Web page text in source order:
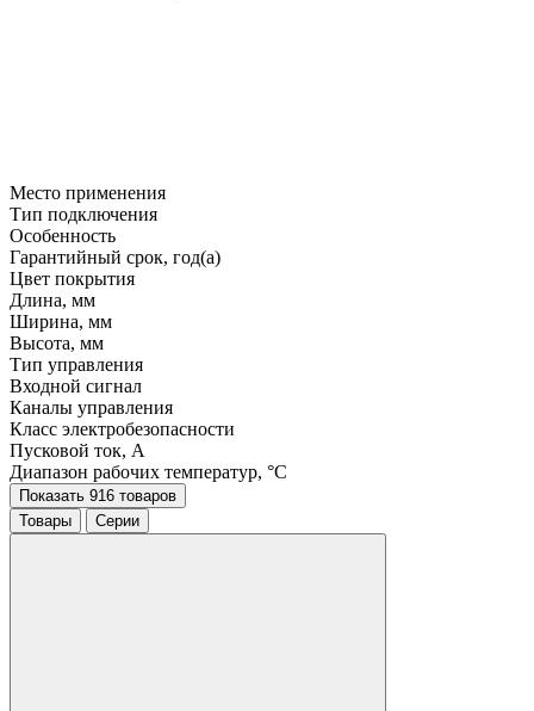
Место применения
Тип подключения
Особенность
Гарантийный срок, год(а)
Цвет покрытия
Длина, мм
Ширина, мм
Высота, мм
Тип управления
Входной сигнал
Каналы управления
Класс электробезопасности
Пусковой ток, A
Диапазон рабочих температур, °C
Показать 916 товаров
Товары
Серии